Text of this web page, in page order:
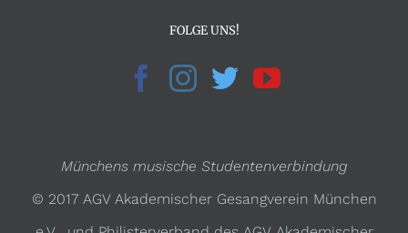
FOLGE UNS!
Münchens musische Studentenverbindung
© 2017 AGV Akademischer Gesangverein München